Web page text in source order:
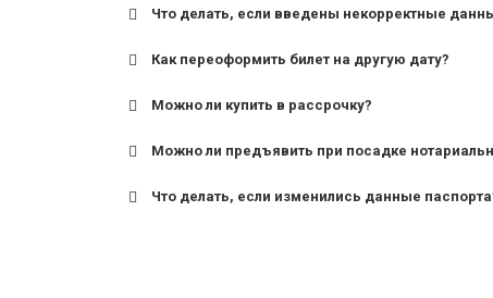
Что делать, если введены некорректные
Как переоформить билет на другую дату?
Можно ли купить в рассрочку?
Можно ли предъявить при посадке
Что делать, если изменились данные